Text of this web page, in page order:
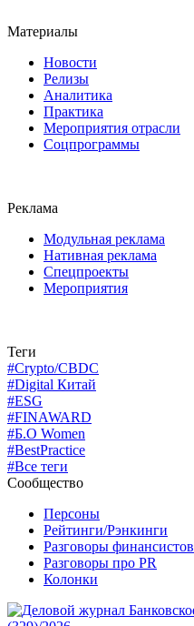
Материалы
Новости
Релизы
Аналитика
Практика
Мероприятия отрасли
Соцпрограммы
Реклама
Модульная реклама
Нативная реклама
Спецпроекты
Мероприятия
Теги
#Crypto/CBDC
#Digital Китай
#ESG
#FINAWARD
#Б.О Women
#BestPractice
#Все теги
Сообщество
Персоны
Рейтинги/Рэнкинги
Разговоры финансистов
Разговоры про PR
Колонки